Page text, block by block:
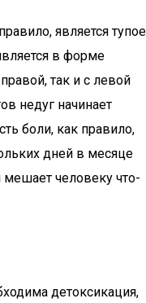
является тупое
в форме
так и с левой
недуг начинает
боли, как правило,
дней в месяце
мешает человеку что-
детоксикация,